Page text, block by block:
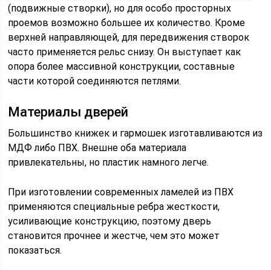
(подвижные створки), но для особо просторных
проемов возможно большее их количество. Кроме
верхней направляющей, для передвижения створок
часто применяется рельс снизу. Он выступает как
опора более массивной конструкции, составные
части которой соединяются петлями.
Материалы дверей
Большинство книжек и гармошек изготавливаются из
МДФ либо ПВХ. Внешне оба материала
привлекательны, но пластик намного легче.
При изготовлении современных ламелей из ПВХ
применяются специальные ребра жесткости,
усиливающие конструкцию, поэтому дверь
становится прочнее и жестче, чем это может
показаться.